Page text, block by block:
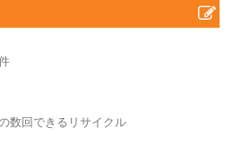
数回できるリサイクル